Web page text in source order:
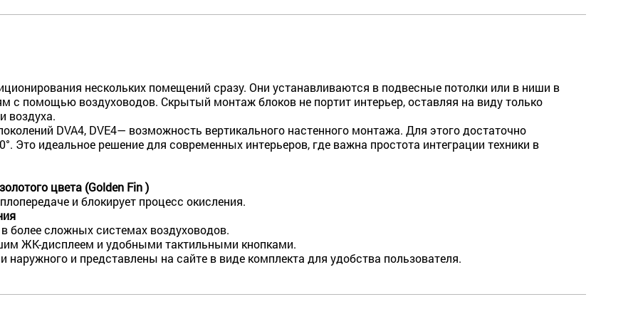
нескольких помещений сразу. Они устанавливаются в подвесные потолки или в ниши в
с помощью воздуховодов. Скрытый монтаж блоков не портит интерьер, оставляя на виду только
воздуха.
DVA4, DVE4— возможность вертикального настенного монтажа. Для этого достаточно
Это идеальное решение для современных интерьеров, где важна простота интеграции техники в
цвета (Golden Fin )
и блокирует процесс окисления.
более сложных системах воздуховодов.
ЖК-дисплеем и удобными тактильными кнопками.
наружного и представлены на сайте в виде комплекта для удобства пользователя.